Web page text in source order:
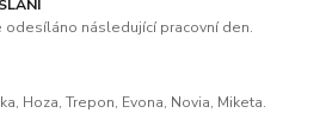
odesíláno následující pracovní den.
Hoza, Trepon, Evona, Novia, Miketa.